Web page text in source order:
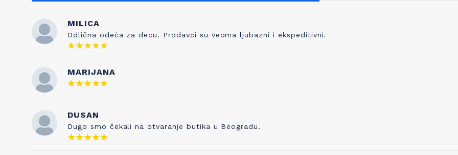
MILICA
Odlična odeća za decu. Prodavci su veoma ljubazni i ekspeditivni.
MARIJANA
DUSAN
Dugo smo čekali na otvaranje butika u Beogradu.
Otkud ime Petit Bateau? To nema nikakve
veze sa čarapama, prvobitnim poslom
1893. Sve je počelo od njegovog sina
Etiennea, koji je izumeo gaće 1918. godine, a
inspirisan je francuskom vrtićkom
kvaliteta sve do kraja proizvodne linije. Zato